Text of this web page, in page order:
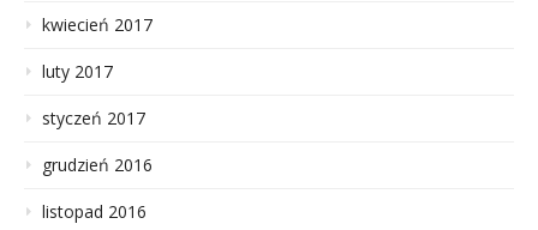
kwiecień 2017
luty 2017
styczeń 2017
grudzień 2016
listopad 2016